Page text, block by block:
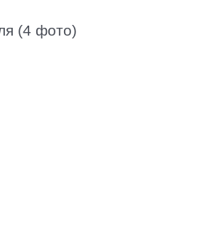
(4 фото)